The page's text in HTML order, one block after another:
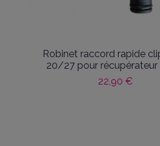
Robinet raccord rapide
20/27 pour récupérateur
22,90 €